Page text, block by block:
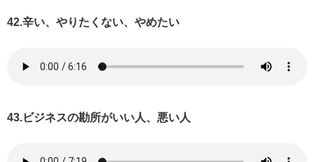
42.辛い、やりたくない、やめたい
43.ビジネスの勘所がいい人、悪い人